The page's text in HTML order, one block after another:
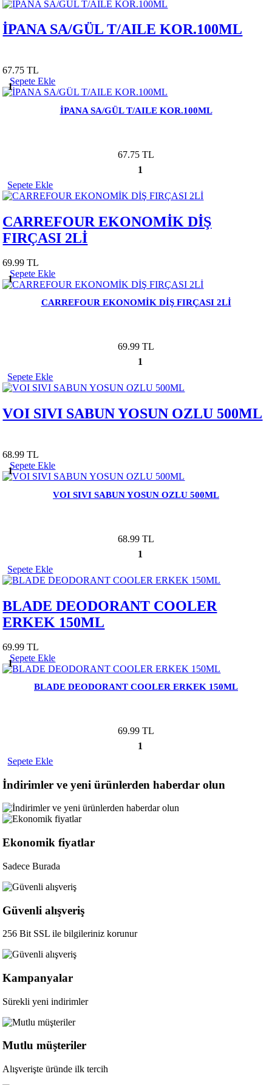
İPANA SA/GÜL T/AILE KOR.100ML
67.75 TL
1
Sepete Ekle
İPANA SA/GÜL T/AILE KOR.100ML
67.75 TL
1
Sepete Ekle
CARREFOUR EKONOMİK DİŞ
FIRÇASI 2Lİ
69.99 TL
1
Sepete Ekle
CARREFOUR EKONOMİK DİŞ FIRÇASI 2Lİ
69.99 TL
1
Sepete Ekle
VOI SIVI SABUN YOSUN OZLU 500ML
68.99 TL
1
Sepete Ekle
VOI SIVI SABUN YOSUN OZLU 500ML
68.99 TL
1
Sepete Ekle
BLADE DEODORANT COOLER
ERKEK 150ML
69.99 TL
1
Sepete Ekle
BLADE DEODORANT COOLER ERKEK 150ML
69.99 TL
1
Sepete Ekle
İndirimler ve yeni ürünlerden haberdar olun
Ekonomik fiyatlar
Sadece Burada
Güvenli alışveriş
256 Bit SSL ile bilgileriniz korunur
Kampanyalar
Sürekli yeni indirimler
Mutlu müşteriler
Alışverişte üründe ilk tercih